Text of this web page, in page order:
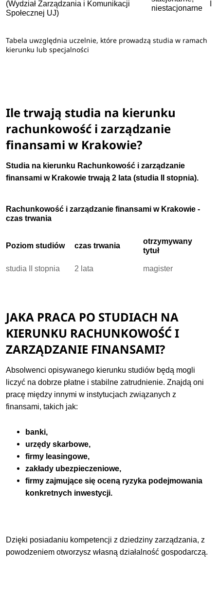
(Wydział Zarządzania i Komunikacji
Społecznej UJ)
niestacjonarne
Tabela uwzględnia uczelnie, które prowadzą studia w ramach
kierunku lub specjalności
Ile trwają studia na kierunku
rachunkowość i zarządzanie
finansami w Krakowie?
Studia na kierunku Rachunkowość i zarządzanie
finansami w Krakowie trwają 2 lata (studia II stopnia).
Rachunkowość i zarządzanie finansami w Krakowie -
czas trwania
Poziom studiów czas trwania
otrzymywany
tytuł
studia II stopnia 2 lata magister
JAKA PRACA PO STUDIACH NA
KIERUNKU RACHUNKOWOŚĆ I
ZARZĄDZANIE FINANSAMI?
Absolwenci opisywanego kierunku studiów będą mogli
liczyć na dobrze płatne i stabilne zatrudnienie. Znajdą oni
pracę między innymi w instytucjach związanych z
finansami, takich jak:
banki,
urzędy skarbowe,
firmy leasingowe,
zakłady ubezpieczeniowe,
firmy zajmujące się oceną ryzyka podejmowania
konkretnych inwestycji.
Dzięki posiadaniu kompetencji z dziedziny zarządzania, z
powodzeniem otworzysz własną działalność gospodarczą.